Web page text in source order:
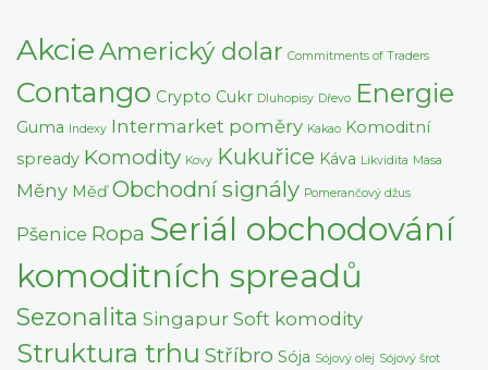
AkcieAmerický dolar Commitments of Traders
Contango Crypto Cukr Dluhopisy Dřevo Energie
Guma Indexy Intermarket poměry Kakao Komoditní
spready Komodity Kovy Kukuřice Káva Likvidita Masa
Měny Měď Obchodní signály Pomerančový džus
Pšenice Ropa Seriál obchodování
komoditních spreadů
Sezonalita Singapur Soft komodity
Struktura trhu Stříbro Sója Sójový olej Sójový šrot